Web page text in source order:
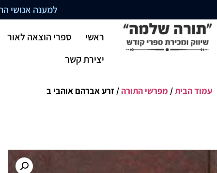
למענה אנושי התקשרו
ראשי
ספרי הוצאה לאור
יצירת קשר
עמוד הבית/ מפרשי התורה/ זרע אברהם אוהבי ב